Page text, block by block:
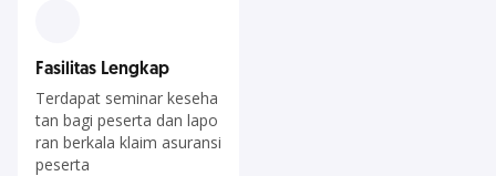
Fasilitas Lengkap
Terdapat seminar keseha
tan bagi peserta dan lapo
ran berkala klaim asuransi
peserta